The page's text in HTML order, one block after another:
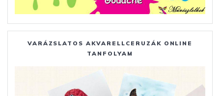
VARÁZSLATOS AKVARELLCERUZÁK ONLINE
TANFOLYAM